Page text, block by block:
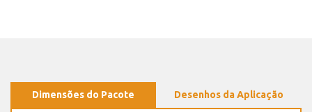
Dimensões do Pacote Desenhos da Aplicação